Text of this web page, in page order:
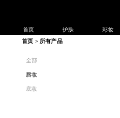
首页 护肤 彩妆
全部
唇妆
底妆
首页 > 所有产品